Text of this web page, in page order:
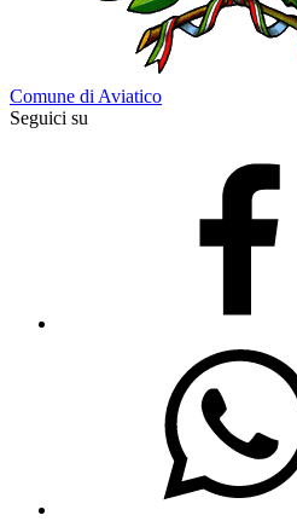
Comune di Aviatico
Seguici su